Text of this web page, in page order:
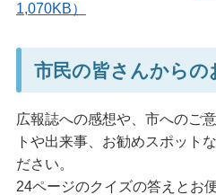
1,070KB）
市民の皆さんからの
広報誌への感想や、市へのご
トや出来事、お勧めスポット
ださい。
24ページのクイズの答えとお